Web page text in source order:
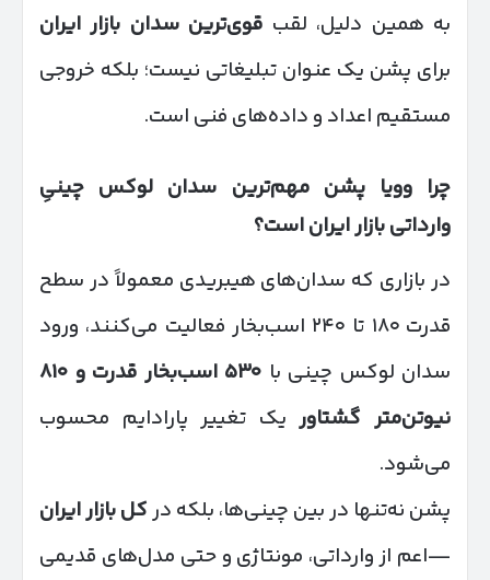
به همین دلیل، لقب قوی‌ترین سدان بازار ایران
برای پشن یک عنوان تبلیغاتی نیست؛ بلکه خروجی
مستقیم اعداد و داده‌های فنی است.
چرا وویا پشن مهم‌ترین سدان لوکس چینیِ
وارداتی بازار ایران است؟
در بازاری که سدان‌های هیبریدی معمولاً در سطح
قدرت ۱۸۰ تا ۲۴۰ اسب‌بخار فعالیت می‌کنند، ورود
سدان لوکس چینی با ۵۳۰ اسب‌بخار قدرت و ۸۱۰
نیوتن‌متر گشتاوریک تغییر پارادایم محسوب
می‌شود.
پشن نه‌تنها در بین چینی‌ها، بلکه در کل بازار ایران
—اعم از وارداتی، مونتاژی و حتی مدل‌های قدیمی